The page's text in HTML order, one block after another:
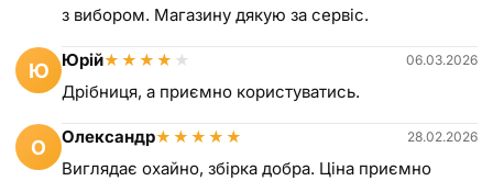
з вибором. Магазину дякую за сервіс.
Ю Юрій★ ★ ★ ★ ★ 06.03.2026
Дрібниця, а приємно користуватись.
О Олександр★ ★ ★ ★ ★ 28.02.2026
Виглядає охайно, збірка добра. Ціна приємно